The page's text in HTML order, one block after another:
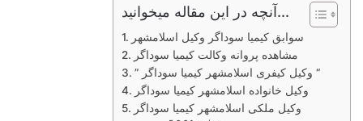
آنچه در این مقاله میخوانید...
سوابق کیمیا سوداگر وکیل اسلامشهر
مشاهده پروانه وکالت کیمیا سوداگر
” وکیل کیفری اسلامشهر کیمیا سوداگر “
وکیل خانواده اسلامشهر کیمیا سوداگر
وکیل ملکی اسلامشهر کیمیا سوداگر